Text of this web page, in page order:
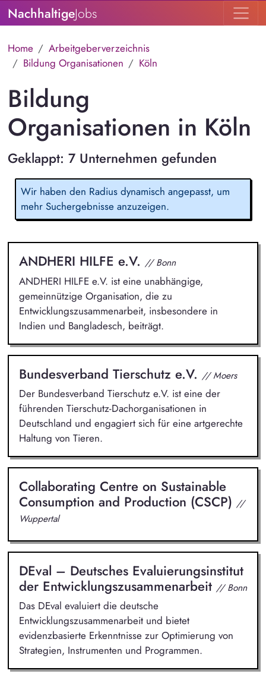
NachhaltigeJobs
Home
Arbeitgeberverzeichnis
Bildung Organisationen
Köln
Bildung
Organisationen in Köln
Geklappt: 7 Unternehmen gefunden
Wir haben den Radius dynamisch angepasst, um
mehr Suchergebnisse anzuzeigen.
ANDHERI HILFE e.V. // Bonn
ANDHERI HILFE e.V. ist eine unabhängige,
gemeinnützige Organisation, die zu
Entwicklungszusammenarbeit, insbesondere in
Indien und Bangladesch, beiträgt.
Bundesverband Tierschutz e.V. // Moers
Der Bundesverband Tierschutz e.V. ist eine der
führenden Tierschutz-Dachorganisationen in
Deutschland und engagiert sich für eine artgerechte
Haltung von Tieren.
Collaborating Centre on Sustainable
Consumption and Production (CSCP) //
Wuppertal
DEval – Deutsches Evaluierungsinstitut
der Entwicklungszusammenarbeit // Bonn
Das DEval evaluiert die deutsche
Entwicklungszusammenarbeit und bietet
evidenzbasierte Erkenntnisse zur Optimierung von
Strategien, Instrumenten und Programmen.